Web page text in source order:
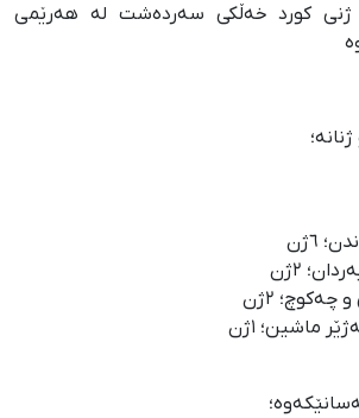
کورد خەڵکی سەردەشت لە هەرێمی
٦ژن
٢ژن
٢ژن
ماشین؛ ١ژن